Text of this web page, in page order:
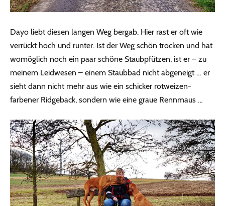
Dayo liebt diesen langen Weg bergab. Hier rast er oft wie
verrückt hoch und runter. Ist der Weg schön trocken und hat
womöglich noch ein paar schöne Staubpfützen, ist er – zu
meinem Leidwesen – einem Staubbad nicht abgeneigt … er
sieht dann nicht mehr aus wie ein schicker rotweizen-
farbener Ridgeback, sondern wie eine graue Rennmaus …